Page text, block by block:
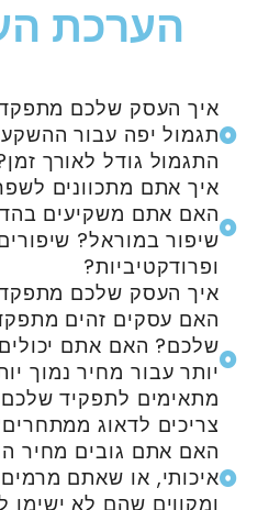
הערכת
איך העסק שלכם
תגמול יפה עבור
התגמול גודל לאורך
איך אתם מתכוונים
האם אתם משקיעים
שיפור במוראל?
ופרודקטיביות?
איך העסק שלכם
האם עסקים זהים
שלכם? האם אתם
יותר עבור מחיר נמוך
מתאימים לתפקיד
צריכים לדאוג
האם אתם גובים מחיר
איכותי, או שאתם
ומקווים שהם לא ישימו